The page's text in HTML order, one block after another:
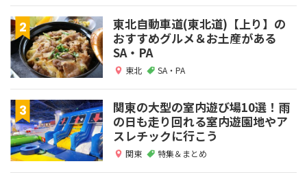
東北自動車道(東北道)【上り】の
おすすめグルメ＆お土産がある
SA・PA
東北 SA・PA
関東の大型の室内遊び場10選！雨
の日も走り回れる室内遊園地やア
スレチックに行こう
関東 特集＆まとめ